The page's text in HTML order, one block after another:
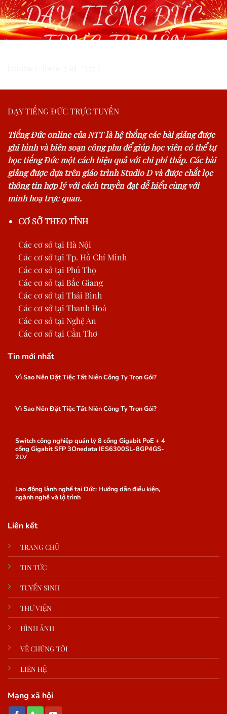
DẠY TIẾNG ĐỨC
TRỰC TUYẾN
DẠY TIẾNG ĐỨC TRỰC TUYẾN
Tiếng Đức online của NTT là hệ thống các bài giảng được
ghi hình và biên soạn công phu để giúp học viên có thể tự
học tiếng Đức một cách hiệu quả với chi phí thấp. Các bài
giảng được dựa trên giáo trình Studio D và được chắt lọc
thông tin hợp lý với cách truyền đạt dễ hiểu cùng với
minh hoạ trực quan.
CƠ SỞ THEO TỈNH
Các cơ sở tại Hà Nội
Các cơ sở tại Tp. Hồ Chí Minh
Các cơ sở tại Phú Thọ
Các cơ sở tại Bắc Giang
Các cơ sở tại Thái Bình
Các cơ sở tại Thanh Hoá
Các cơ sở tại Nghệ An
Các cơ sở tại Cần Thơ
Tin mới nhất
Vì Sao Nên Đặt Tiệc Tất Niên Công Ty Trọn Gói?
Vì Sao Nên Đặt Tiệc Tất Niên Công Ty Trọn Gói?
Switch công nghiệp quản lý 8 cổng Gigabit PoE + 4
cổng Gigabit SFP 3Onedata IES6300SL-8GP4GS-
2LV
Lao động lành nghề tại Đức: Hướng dẫn điều kiện,
ngành nghề và lộ trình
Liên kết
TRANG CHỦ
TIN TỨC
TUYỂN SINH
THƯ VIỆN
HÌNH ẢNH
VỀ CHÚNG TÔI
LIÊN HỆ
Mạng xã hội